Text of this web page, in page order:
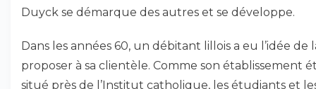
Duyck se démarque des autres et se développe.
Dans les années 60, un débitant lillois a eu l’idée de
proposer à sa clientèle. Comme son établissement
situé près de l’Institut catholique, les étudiants et